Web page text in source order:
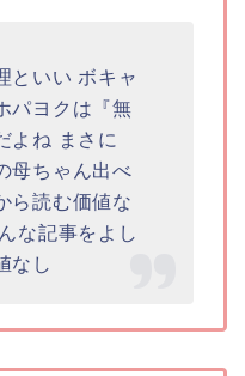
といい ボキャ
パヨクは『無
よね まさに
母ちゃん出べ
ら読む価値な
な記事をよし
なし